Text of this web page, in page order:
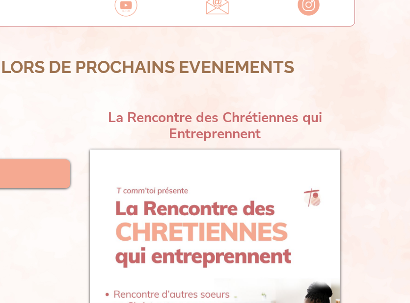
DE PROCHAINS EVENEMENTS
La Rencontre des Chrétiennes qui
Entreprennent